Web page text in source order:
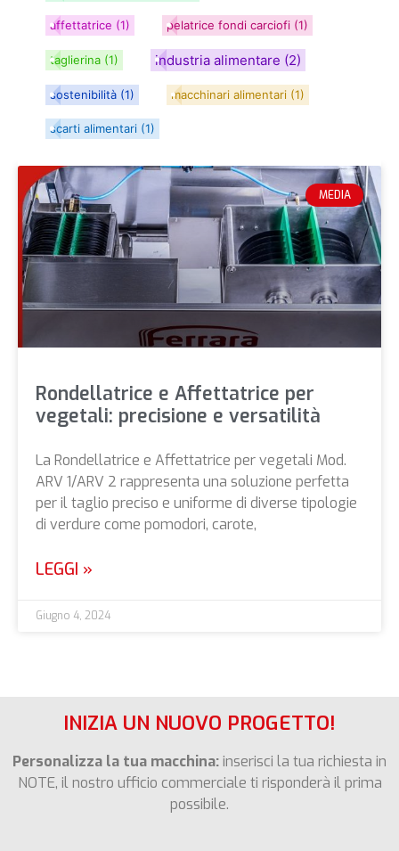
MEDIA
Rondellatrice e Affettatrice per
vegetali: precisione e versatilità
La Rondellatrice e Affettatrice per vegetali Mod.
ARV 1/ARV 2 rappresenta una soluzione perfetta
per il taglio preciso e uniforme di diverse tipologie
di verdure come pomodori, carote,
LEGGI »
Giugno 4, 2024
affettatrice (1) pelatrice fondi carciofi (1)
taglierina (1) industria alimentare (2)
sostenibilità (1) macchinari alimentari (1)
scarti alimentari (1)
INIZIA UN NUOVO PROGETTO!
Personalizza la tua macchina:inserisci la tua richiesta in
NOTE, il nostro ufficio commerciale ti risponderà il prima
possibile.